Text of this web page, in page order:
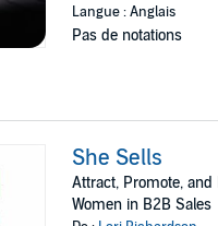
Langue : Anglais
Pas de notations
She Sells
Attract, Promote, and
Women in B2B Sales